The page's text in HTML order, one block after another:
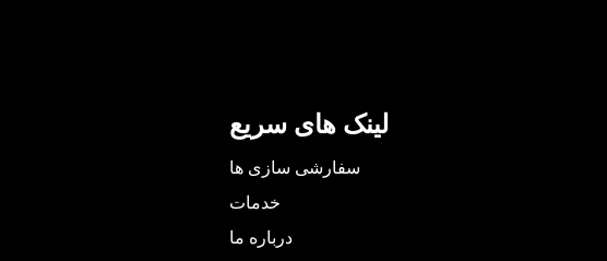
لینک های سریع
سفارشی سازی ها
خدمات
درباره ما